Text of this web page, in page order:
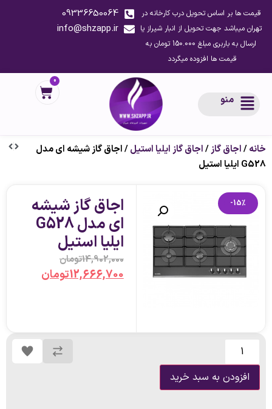
قیمت ها بر اساس تحویل درب کارخانه در
تهران میباشد جهت تحویل از انبار شیراز یا
ارسال به باربری مبلغ 150.000 تومان به
قیمت ها افزوده میگردد
09336650064
info@shzapp.ir
منو
0
خانه/اجاق گاز/اجاق گاز ایلیا استیل/ اجاق گاز شیشه ای مدل
G528 ایلیا استیل
-15% اجاق گاز شیشه
ای مدل G528
ایلیا استیل
14,902,000تومان
12,666,700تومان
افزودن به سبد خرید